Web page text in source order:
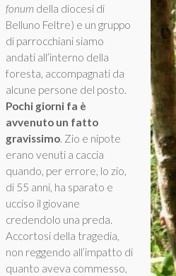
fonum della diocesi di
Belluno Feltre) e un gruppo
di parrocchiani siamo
andati all’interno della
foresta, accompagnati da
alcune persone del posto.
Pochi giorni fa è
avvenuto un fatto
gravissimo. Zio e nipote
erano venuti a caccia
quando, per errore, lo zio,
di 55 anni, ha sparato e
ucciso il giovane
credendolo una preda.
Accortosi della tragedia,
non reggendo all’impatto di
quanto aveva commesso,